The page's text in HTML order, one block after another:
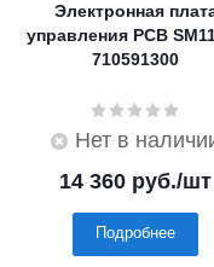
Электронная
управления PCB
710591300
Нет в
14 360 руб./шт
Подробнее